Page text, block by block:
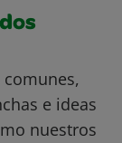
e ideas
nuestros